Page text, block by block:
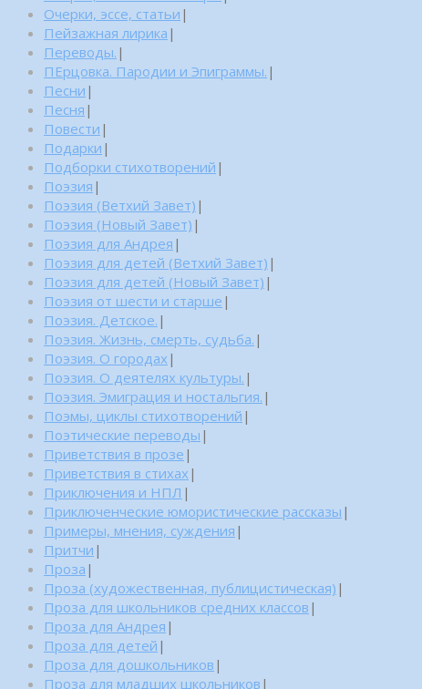
Очерки, эссе, статьи |
Пейзажная лирика |
Переводы. |
ПЕрцовка. Пародии и Эпиграммы. |
Песни |
Песня |
Повести |
Подарки |
Подборки стихотворений |
Поэзия |
Поэзия (Ветхий Завет) |
Поэзия (Новый Завет) |
Поэзия для Андрея |
Поэзия для детей (Ветхий Завет) |
Поэзия для детей (Новый Завет) |
Поэзия от шести и старше |
Поэзия. Детское. |
Поэзия. Жизнь, смерть, судьба. |
Поэзия. О городах |
Поэзия. О деятелях культуры. |
Поэзия. Эмиграция и ностальгия. |
Поэмы, циклы стихотворений |
Поэтические переводы |
Приветствия в прозе |
Приветствия в стихах |
Приключения и НПЛ |
Приключенческие юмористические рассказы |
Примеры, мнения, суждения |
Притчи |
Проза |
Проза (художественная, публицистическая) |
Проза для школьников средних классов |
Проза для Андрея |
Проза для детей |
Проза для дошкольников |
Проза для младших школьников |